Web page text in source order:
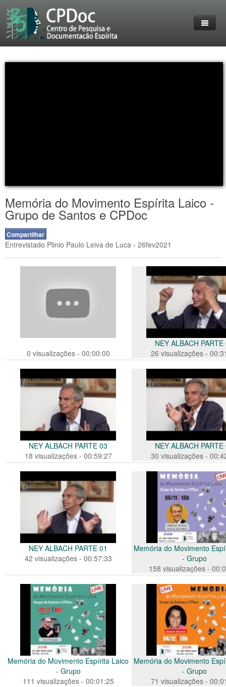
Memória do Movimento Espírita Laico -
Grupo de Santos e CPDoc
Compartilhar
Entrevistado Plinio Paulo Leiva de Luca - 26fev2021
0 visualizações - 00:00:00
NEY ALBACH PARTE
26 visualizações -
NEY ALBACH PARTE 03
18 visualizações - 00:59:27
NEY ALBACH PARTE
30 visualizações -
NEY ALBACH PARTE 01
42 visualizações - 00:57:33
Memória do Movimento
- Grupo
158 visualizações -
Memória do Movimento Espírita Laico
- Grupo
111 visualizações - 00:01:25
Memória do Movimento
- Grupo
71 visualizações -